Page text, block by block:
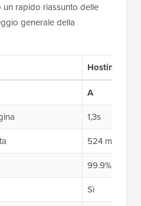
rapido riassunto delle
generale della
Hostinger
A
1,3s
524 ms
99.9%
Sì